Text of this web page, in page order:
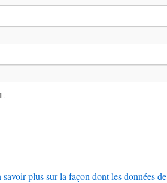
savoir plus sur la façon dont les données de